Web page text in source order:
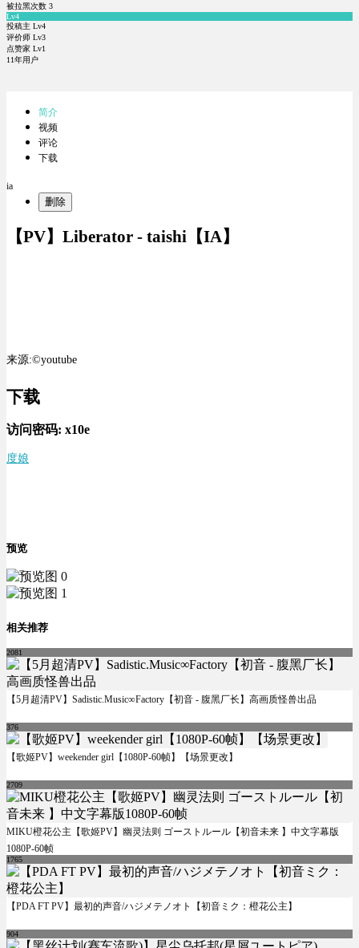
被拉黑次数 3
Lv4
投稿主 Lv4
评价师 Lv3
点赞家 Lv1
11年用户
简介
视频
评论
下载
ia
删除
【PV】Liberator - taishi【IA】
来源:©youtube
下载
访问密码: x10e
度娘
预览
相关推荐
2081
【5月超清PV】Sadistic.Music∞Factory【初音 - 腹黑厂长】高画质怪兽出品
376
【歌姬PV】weekender girl【1080P-60帧】【场景更改】
2709
MIKU橙花公主【歌姬PV】幽灵法则 ゴーストルール【初音未来 】中文字幕版
1080P-60帧
1765
【PDA FT PV】最初的声音/ハジメテノオト【初音ミク：橙花公主】
904